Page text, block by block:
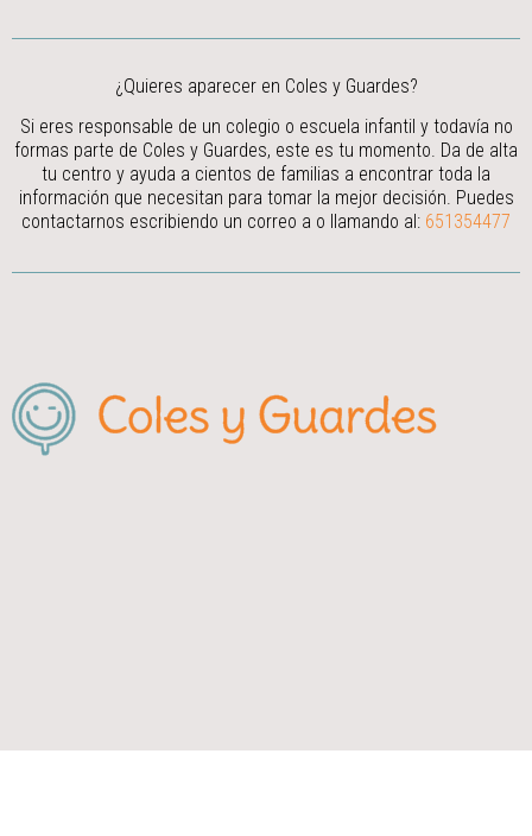
¿Quieres aparecer en Coles y Guardes?
Si eres responsable de un colegio o escuela infantil y todavía no
formas parte de Coles y Guardes, este es tu momento. Da de alta
tu centro y ayuda a cientos de familias a encontrar toda la
información que necesitan para tomar la mejor decisión. Puedes
contactarnos escribiendo un correo a o llamando al: 651354477